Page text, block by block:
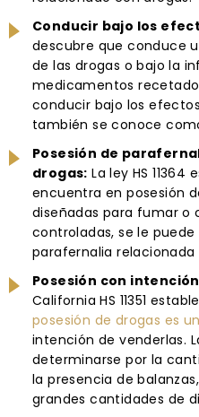
Conducir bajo los
descubre que conduce
de las drogas o bajo la
medicamentos
conducir bajo los
también se conoce como
Posesión de
drogas: La ley HS 11364
encuentra en posesión
diseñadas para fumar o
controladas, se le
parafernalia relacionada
Posesión con
California HS 11351
posesión de drogas es
intención de venderlas.
determinarse por la
la presencia de
grandes cantidades de